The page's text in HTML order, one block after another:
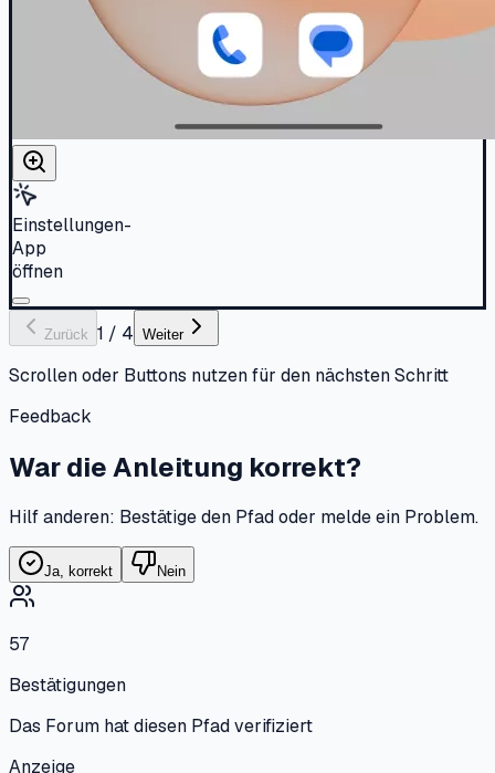
Einstellungen-
App
öffnen
Zurück 1 / 4 Weiter
Scrollen oder Buttons nutzen für den nächsten Schritt
Feedback
War die Anleitung korrekt?
Hilf anderen: Bestätige den Pfad oder melde ein Problem.
Ja, korrekt Nein
57
Bestätigungen
Das Forum hat diesen Pfad verifiziert
Anzeige